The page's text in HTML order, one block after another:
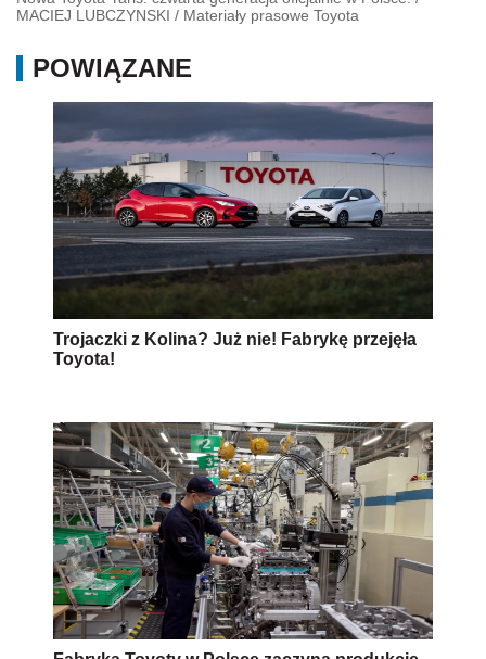
MACIEJ LUBCZYNSKI / Materiały prasowe Toyota
POWIĄZANE
Trojaczki z Kolina? Już nie! Fabrykę przejęła
Toyota!